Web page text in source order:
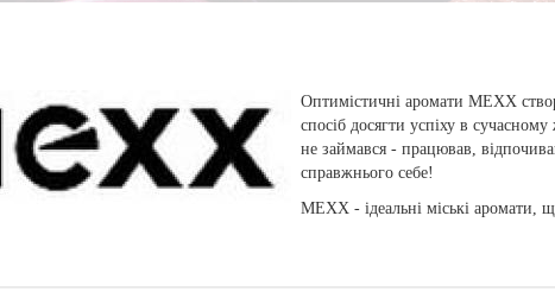
Оптимістичні аромати MEXX
спосіб досягти успіху в
не займався - працював,
справжнього себе!
MEXX - ідеальні міські аромати,